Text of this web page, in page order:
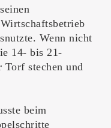
Wenn nicht
14- bis 21-
stechen und
beim